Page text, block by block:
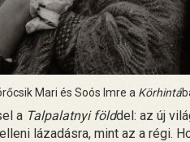
Mari és Soós Imre a Körhintá
a Talpalatnyi földdel: az új
lázadásra, mint az a régi.